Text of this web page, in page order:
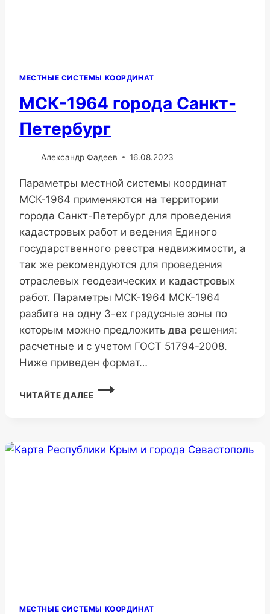
МЕСТНЫЕ СИСТЕМЫ КООРДИНАТ
МСК-1964 города Санкт-
Петербург
Александр Фадеев 16.08.2023
Параметры местной системы координат
МСК-1964 применяются на территории
города Санкт-Петербург для проведения
кадастровых работ и ведения Единого
государственного реестра недвижимости, а
так же рекомендуются для проведения
отраслевых геодезических и кадастровых
работ. Параметры МСК-1964 МСК-1964
разбита на одну 3-ех градусные зоны по
которым можно предложить два решения:
расчетные и с учетом ГОСТ 51794-2008.
Ниже приведен формат…
ЧИТАЙТЕ ДАЛЕЕ
МСК-1964
ГОРОДА
МЕСТНЫЕ СИСТЕМЫ КООРДИНАТ